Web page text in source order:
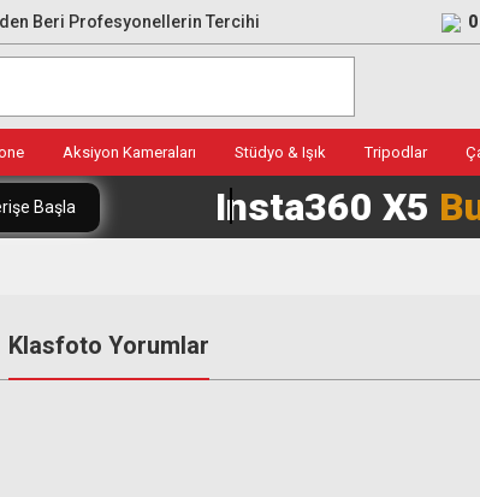
Beri Profesyonellerin Tercihi
Aksiyon Kameraları Stüdyo & Işık Tripodlar
Başla Insta360 X5
Klasfoto Yorumlar